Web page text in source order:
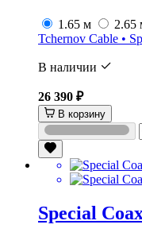
1.65 м 2.65
Tchernov Cable •
В наличии
26 390 ₽
В корзину
Special